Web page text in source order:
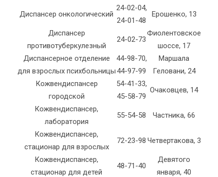
Диспансер онкологический
24-02-04,
24-01-48
Ерошенко, 13
Диспансер
противотуберкулезный
24-02-73
Фиолентовское
шоссе, 17
Диспансерное отделение
для взрослых психбольницы
44-98-70,
44-97-99
Маршала
Геловани, 24
Кожвендиспансер
городской
54-41-33,
45-58-79
Очаковцев, 14
Кожвендиспансер,
лаборатория
55-54-58 Частника, 66
Кожвендиспансер,
стационар для взрослых
72-23-98 Четвертакова, 3
Кожвендиспансер,
стационар для детей
48-71-40
Девятого
января, 40